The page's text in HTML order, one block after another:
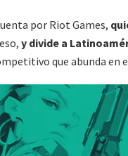
por Riot Games,
y divide a
que abunda en